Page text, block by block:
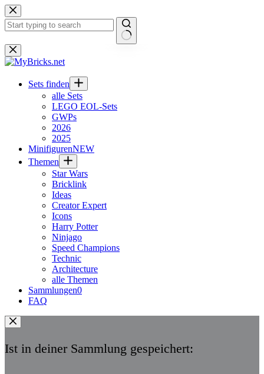
Zum
Inhalt
springen
Keine
Ergebnisse
Sets finden
alle Sets
LEGO EOL-Sets
GWPs
2026
2025
MinifigurenNEW
Themen
Star Wars
Bricklink
Ideas
Creator Expert
Icons
Harry Potter
Ninjago
Speed Champions
Technic
Architecture
alle Themen
Sammlungen0
FAQ
Ist in deiner Sammlung gespeichert: